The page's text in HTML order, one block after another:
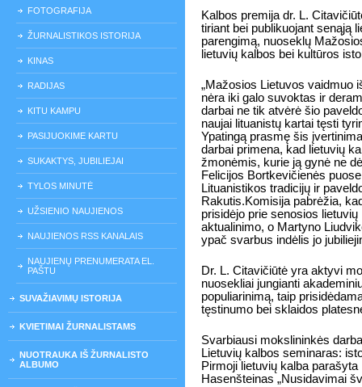
FOTOGRAFIJA
ŽURNALISTIKOS ISTORIJA
KINAS
RADIJAS
KITU KAMPU
PASIJUOKIME KARTU
SUKAKTYS, JUBILIEJAI
TYLOS MINUTĖ
UŽSIENIO NAUJIENOS
NAUJIENOS RSS KANALAIS
NAUJIENŲ PRENUMERATA EL.
PAŠTU
SUVAŽIAVIMŲ ISTORIJA
KVIETIMAI ŽURNALISTAMS
NUOTRAUKA IŠ ŽURNALISTO
ALBUMO
Kalbos premija dr. L.
tiriant bei publikuojant senąją
parengimą, nuoseklų
lietuvių kalbos bei kultūros
„Mažosios Lietuvos vaidmuo
nėra iki galo suvoktas ir
darbai ne tik atvėrė šio
naujai lituanistų kartai tęsti
Ypatingą prasmę šis
darbai primena, kad lietuvių
žmonėmis, kurie ją gynė ne
Felicijos Bortkevičienės
Lituanistikos tradicijų ir
Rakutis.Komisija pabrėžia,
prisidėjo prie senosios
aktualinimo, o Martyno
ypač svarbus indėlis jo
Dr. L. Citavičiūtė yra aktyvi
nuosekliai jungianti
populiarinimą, taip
tęstinumo bei sklaidos
Svarbiausi mokslininkės
Lietuvių kalbos seminaras:
Pirmoji lietuvių kalba
Hasenšteinas „Nusidavimai